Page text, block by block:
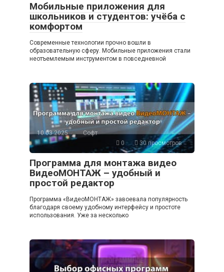
Мобильные приложения для
школьников и студентов: учёба с
комфортом
Современные технологии прочно вошли в
образовательную сферу. Мобильные приложения стали
неотъемлемым инструментом в повседневной
10.03.2025
Софт
0
30 просмотров
Программа для монтажа видео
ВидеоМОНТАЖ – удобный и
простой редактор
Программа «ВидеоМОНТАЖ» завоевала популярность
благодаря своему удобному интерфейсу и простоте
использования. Уже за несколько